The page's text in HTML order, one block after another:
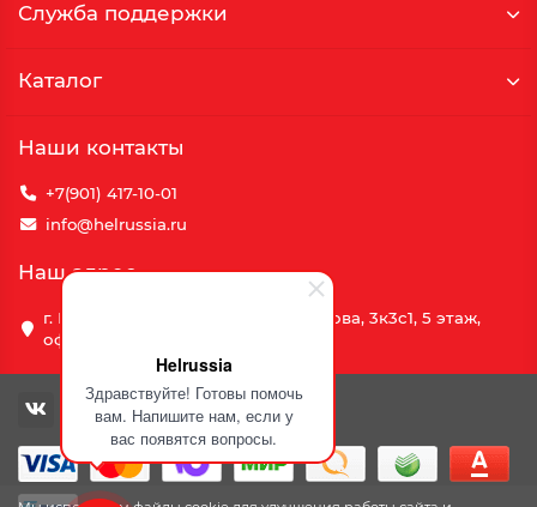
Helrussia
Здравствуйте! Готовы помочь
вам. Напишите нам, если у
вас появятся вопросы.
Служба поддержки
Каталог
Наши контакты
+7(901) 417-10-01
info@helrussia.ru
Наш адрес
г. Москва, улица Василия Петушкова, 3к3c1, 5 этаж,
офис 69